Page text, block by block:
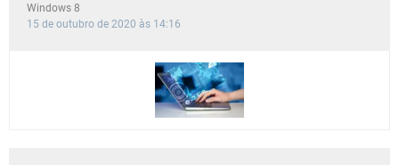
Windows 8
15 de outubro de 2020 às 14:16